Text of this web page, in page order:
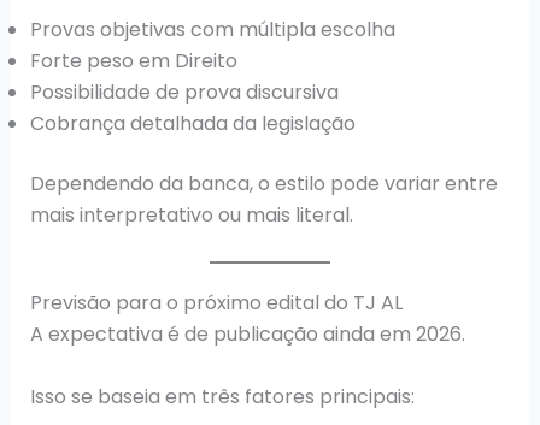
Provas objetivas com múltipla escolha
Forte peso em Direito
Possibilidade de prova discursiva
Cobrança detalhada da legislação
Dependendo da banca, o estilo pode variar entre
mais interpretativo ou mais literal.
Previsão para o próximo edital do TJ AL
A expectativa é de publicação ainda em 2026.
Isso se baseia em três fatores principais: